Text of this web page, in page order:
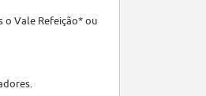
o Vale Refeição* ou